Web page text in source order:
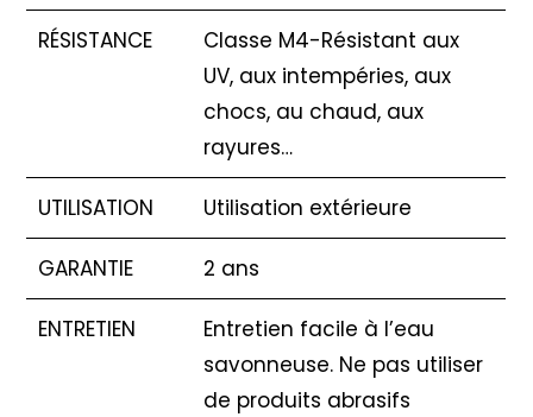
RÉSISTANCE
Classe M4-Résistant aux
UV, aux intempéries, aux
chocs, au chaud, aux
rayures…
UTILISATION Utilisation extérieure
GARANTIE 2 ans
ENTRETIEN
Entretien facile à l’eau
savonneuse. Ne pas utiliser
de produits abrasifs